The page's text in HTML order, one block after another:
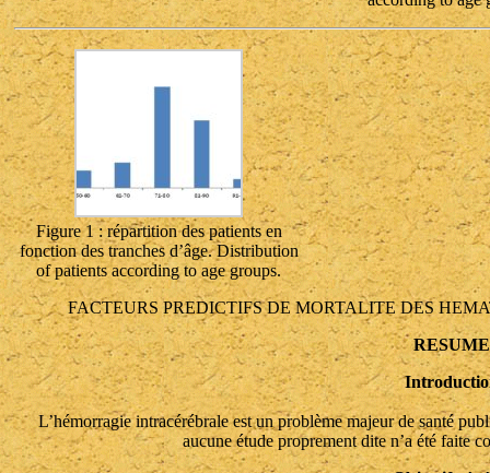
Figure 1 : répartition des patients en
fonction des tranches d’âge. Distribution
of patients according to age groups.
FACTEURS PREDICTIFS DE MORTALITE DES
RESUME
L’hémorragie intracérébrale est un problème majeur de santé
aucune étude proprement dite n’a été faite